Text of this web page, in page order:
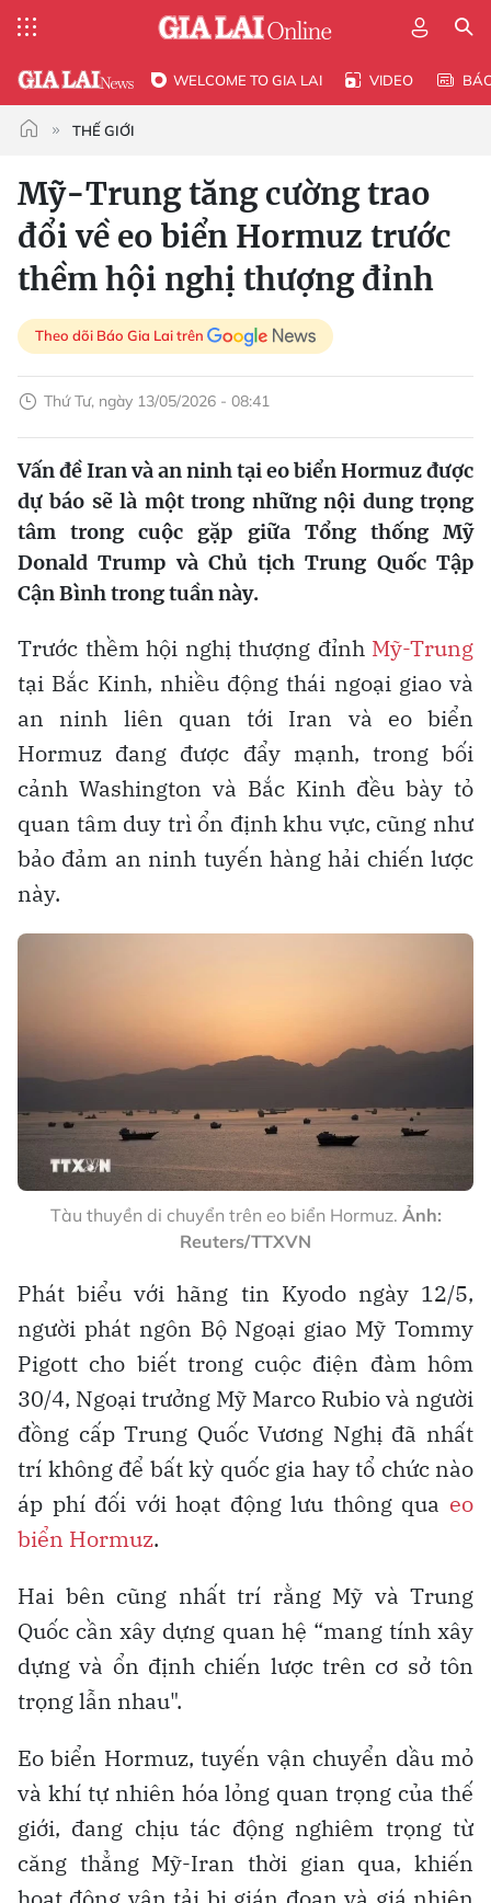
WELCOME TO GIA LAI VIDEO
THẾ GIỚI
Mỹ-Trung tăng cường trao
đổi về eo biển Hormuz trước
thềm hội nghị thượng đỉnh
Theo dõi Báo Gia Lai trên
Thứ Tư, ngày 13/05/2026 - 08:41
Vấn đề Iran và an ninh tại eo biển Hormuz được
dự báo sẽ là một trong những nội dung trọng
tâm trong cuộc gặp giữa Tổng thống Mỹ
Donald Trump và Chủ tịch Trung Quốc Tập
Cận Bình trong tuần này.
Trước thềm hội nghị thượng đỉnh Mỹ-Trung
tại Bắc Kinh, nhiều động thái ngoại giao và
an ninh liên quan tới Iran và eo biển
Hormuz đang được đẩy mạnh, trong bối
cảnh Washington và Bắc Kinh đều bày tỏ
quan tâm duy trì ổn định khu vực, cũng như
bảo đảm an ninh tuyến hàng hải chiến lược
này.
Tàu thuyền di chuyển trên eo biển Hormuz. Ảnh:
Reuters/TTXVN
Phát biểu với hãng tin Kyodo ngày 12/5,
người phát ngôn Bộ Ngoại giao Mỹ Tommy
Pigott cho biết trong cuộc điện đàm hôm
30/4, Ngoại trưởng Mỹ Marco Rubio và người
đồng cấp Trung Quốc Vương Nghị đã nhất
trí không để bất kỳ quốc gia hay tổ chức nào
áp phí đối với hoạt động lưu thông qua eo
biển Hormuz.
Hai bên cũng nhất trí rằng Mỹ và Trung
Quốc cần xây dựng quan hệ “mang tính xây
dựng và ổn định chiến lược trên cơ sở tôn
trọng lẫn nhau".
Eo biển Hormuz, tuyến vận chuyển dầu mỏ
và khí tự nhiên hóa lỏng quan trọng của thế
giới, đang chịu tác động nghiêm trọng từ
căng thẳng Mỹ-Iran thời gian qua, khiến